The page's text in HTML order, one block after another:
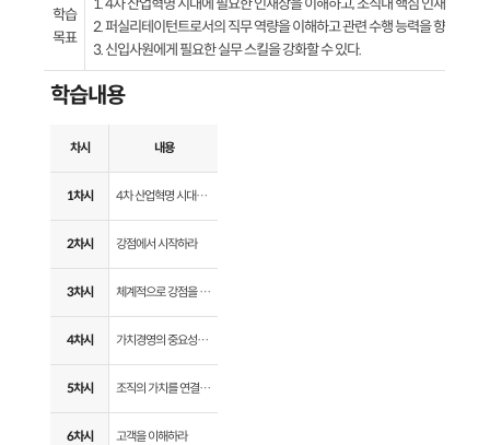
학습
목표
2. 퍼실리테이턴트로서의 직무 역량을 이해하고 관련 수행 능력을 향상시킬
3. 신입사원에게 필요한 실무 스킬을 강화할 수 있다.
학습내용
차시 내용
1차시 4차 산업혁명 시대에 필요한 인재가 되라
2차시 강점에서 시작하라
3차시 체계적으로 강점을 관리하라
4차시 가치경영의 중요성을 이해하라
5차시 조직의 가치를 연결하라
6차시 고객을 이해하라